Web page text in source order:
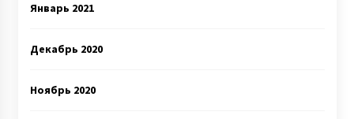
Январь 2021
Декабрь 2020
Ноябрь 2020